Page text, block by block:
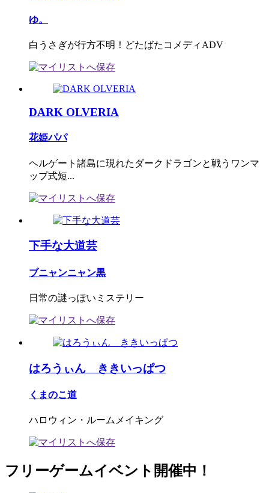
ゆ。
白うさぎが行方不明！どたばたコメディADV
DARK OLVERIA
花姫パパ
ヘルゲート諸島に現れたダークドラゴンと戦うワンマ
ップ式短...
下手な大道芸
ブニャンニャン黒
日常の謎っぽいミステリー
はろうぃん ききいっぱつ
くまのこ道
ハロウィン・ルームメイキング
フリーゲームイベント開催中！